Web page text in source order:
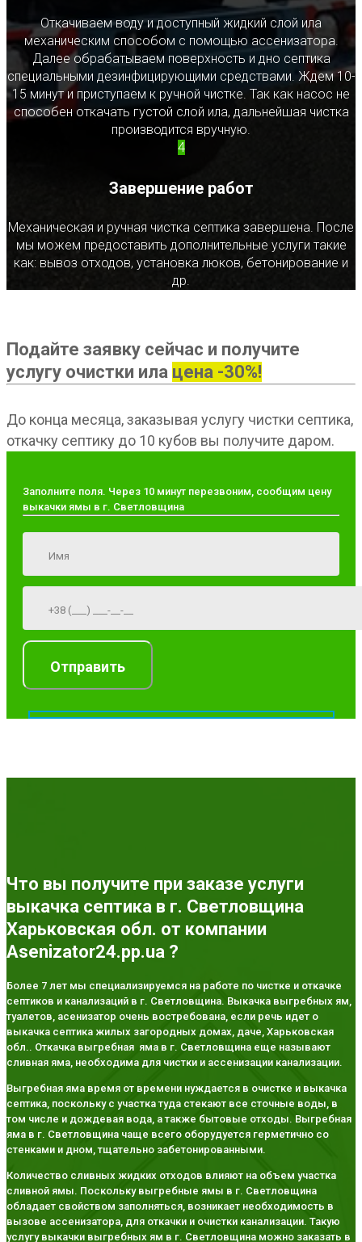
Откачиваем воду и доступный жидкий слой ила
механическим способом с помощью ассенизатора.
Далее обрабатываем поверхность и дно септика
специальными дезинфицирующими средствами. Ждем 10-
15 минут и приступаем к ручной чистке. Так как насос не
способен откачать густой слой ила, дальнейшая чистка
производится вручную.
4
Завершение работ
Механическая и ручная чистка септика завершена. После
мы можем предоставить дополнительные услуги такие
как: вывоз отходов, установка люков, бетонирование и
др.
Подайте заявку сейчас и получите
услугу очистки ила цена -30%!
До конца месяца, заказывая услугу чистки септика,
откачку септику до 10 кубов вы получите даром.
Заполните поля. Через 10 минут перезвоним, сообщим цену
выкачки ямы в г. Светловщина
Что вы получите при заказе услуги
выкачка септика в г. Светловщина
Харьковская обл. от компании
Asenizator24.pp.ua ?
Более 7 лет мы специализируемся на работе по чистке и откачке
септиков и канализаций в г. Светловщина. Выкачка выгребных ям,
туалетов, асенизатор очень востребована, если речь идет о
выкачка септика жилых загородных домах, даче, Харьковская
обл.. Откачка выгребная яма в г. Светловщина еще называют
сливная яма, необходима для чистки и ассенизации канализации.
Выгребная яма время от времени нуждается в очистке и выкачка
септика, поскольку с участка туда стекают все сточные воды, в
том числе и дождевая вода, а также бытовые отходы. Выгребная
яма в г. Светловщина чаще всего оборудуется герметично со
стенками и дном, тщательно забетонированными.
Количество сливных жидких отходов влияют на объем участка
сливной ямы. Поскольку выгребные ямы в г. Светловщина
обладает свойством заполняться, возникает необходимость в
вызове ассенизатора, для откачки и очистки канализации. Такую
услугу выкачки выгребных ям в г. Светловщина можно заказать в